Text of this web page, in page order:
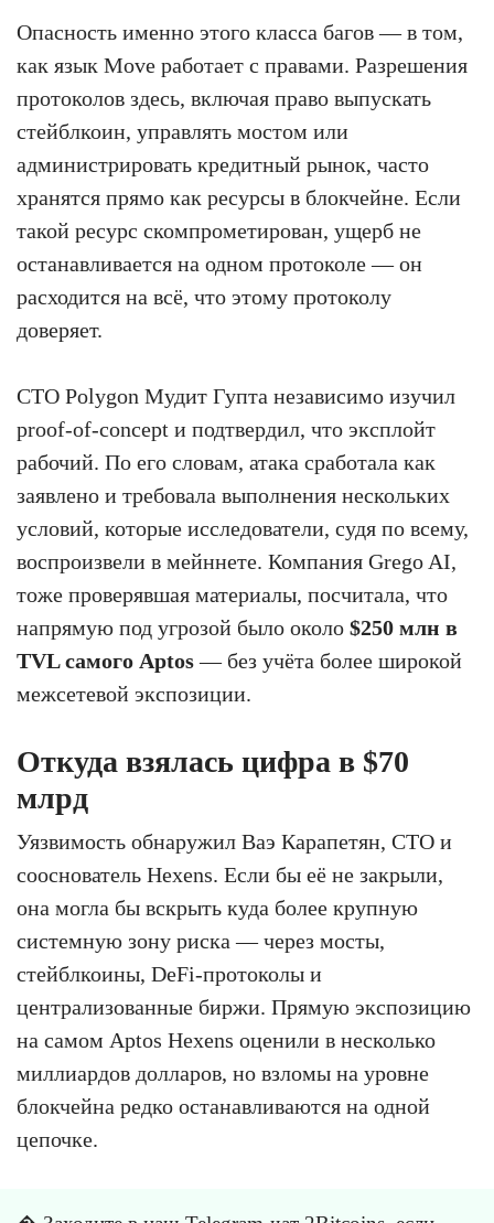
Опасность именно этого класса багов — в том,
как язык Move работает с правами. Разрешения
протоколов здесь, включая право выпускать
стейблкоин, управлять мостом или
администрировать кредитный рынок, часто
хранятся прямо как ресурсы в блокчейне. Если
такой ресурс скомпрометирован, ущерб не
останавливается на одном протоколе — он
расходится на всё, что этому протоколу
доверяет.
CTO Polygon Мудит Гупта независимо изучил
proof-of-concept и подтвердил, что эксплойт
рабочий. По его словам, атака сработала как
заявлено и требовала выполнения нескольких
условий, которые исследователи, судя по всему,
воспроизвели в мейннете. Компания Grego AI,
тоже проверявшая материалы, посчитала, что
напрямую под угрозой было около $250 млн в
TVL самого Aptos— без учёта более широкой
межсетевой экспозиции.
Откуда взялась цифра в $70
млрд
Уязвимость обнаружил Ваэ Карапетян, CTO и
сооснователь Hexens. Если бы её не закрыли,
она могла бы вскрыть куда более крупную
системную зону риска — через мосты,
стейблкоины, DeFi-протоколы и
централизованные биржи. Прямую экспозицию
на самом Aptos Hexens оценили в несколько
миллиардов долларов, но взломы на уровне
блокчейна редко останавливаются на одной
цепочке.